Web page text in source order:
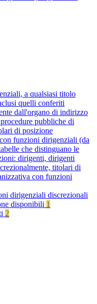
a qualsiasi titolo
quelli conferiti
dall'organo di indirizzo
pubbliche di
di posizione
funzioni dirigenziali (da
che distinguano le
dirigenti, dirigenti
titolari di
con funzioni
dirigenziali discrezionali
disponibili 1
2